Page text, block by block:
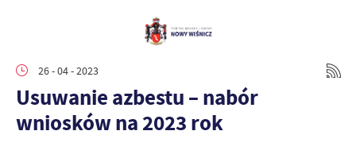
26 - 04 - 2023
Usuwanie azbestu – nabór
wniosków na 2023 rok